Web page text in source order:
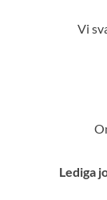
Vi
Lediga